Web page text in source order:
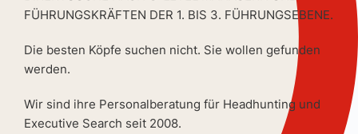
FÜHRUNGSKRÄFTEN DER 1. BIS 3. FÜHRUNGSEBENE.
Die besten Köpfe suchen nicht. Sie wollen gefunden
werden.
Wir sind ihre Personalberatung für Headhunting und
Executive Search seit 2008.